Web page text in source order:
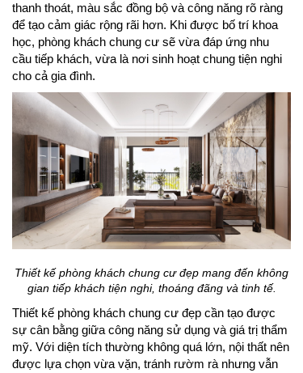
thanh thoát, màu sắc đồng bộ và công năng rõ ràng
để tạo cảm giác rộng rãi hơn. Khi được bố trí khoa
học, phòng khách chung cư sẽ vừa đáp ứng nhu
cầu tiếp khách, vừa là nơi sinh hoạt chung tiện nghi
cho cả gia đình.
Thiết kế phòng khách chung cư đẹp mang đến không
gian tiếp khách tiện nghi, thoáng đãng và tinh tế.
Thiết kế phòng khách chung cư đẹp cần tạo được
sự cân bằng giữa công năng sử dụng và giá trị thẩm
mỹ. Với diện tích thường không quá lớn, nội thất nên
được lựa chọn vừa vặn, tránh rườm rà nhưng vẫn